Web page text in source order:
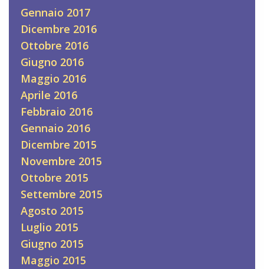
Gennaio 2017
Dicembre 2016
Ottobre 2016
Giugno 2016
Maggio 2016
Aprile 2016
Febbraio 2016
Gennaio 2016
Dicembre 2015
Novembre 2015
Ottobre 2015
Settembre 2015
Agosto 2015
Luglio 2015
Giugno 2015
Maggio 2015